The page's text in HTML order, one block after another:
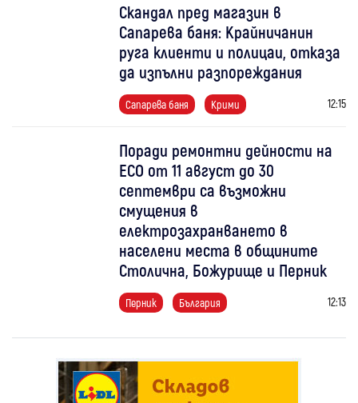
Скандал пред магазин в
Сапарева баня: Крайничанин
руга клиенти и полицаи, отказа
да изпълни разпореждания
Сапарева баня Крими 12:15
Поради ремонтни дейности на
ЕСО от 11 август до 30
септември са възможни
смущения в
електрозахранването в
населени места в общините
Столична, Божурище и Перник
Перник България 12:13